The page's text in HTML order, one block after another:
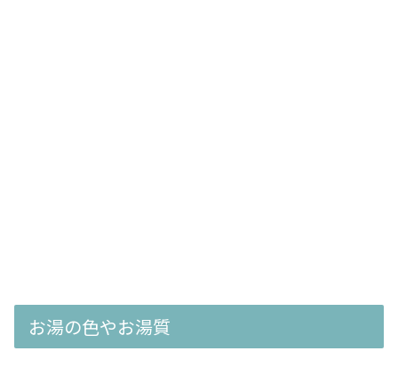
お湯の色やお湯質